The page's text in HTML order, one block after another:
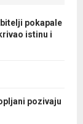
pokapale
istinu i
pozivaju